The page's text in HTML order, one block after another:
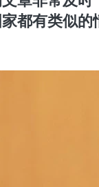
都有类似的